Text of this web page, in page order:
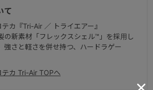
て
カ『Tri-Air ／ トライエアー』
の新素材「フレックスシェル™」を採用し
強さと軽さを併せ持つ、ハードラゲー
テカ Tri-Air TOPへ